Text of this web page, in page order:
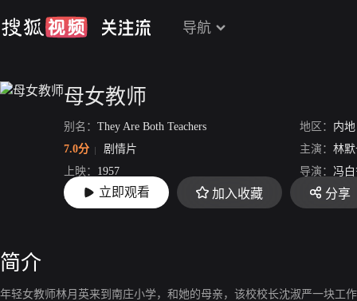
导航
母女教师
别名： They Are Both Teachers 地区： 内地
7.0分
剧情片 主演： 林
上映： 1957 导演： 冯
片长： 83分34秒
立即观看 加入收藏 分享
简介
年轻女教师林月英来到南庄小学，和她的母亲，该校校长沈淑严一块工